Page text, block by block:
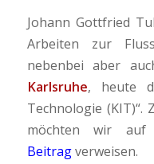
Johann Gottfried
Arbeiten zur
nebenbei aber
Karlsruhe, heute
Technologie (KIT)“.
möchten wir auf
Beitragverweisen.